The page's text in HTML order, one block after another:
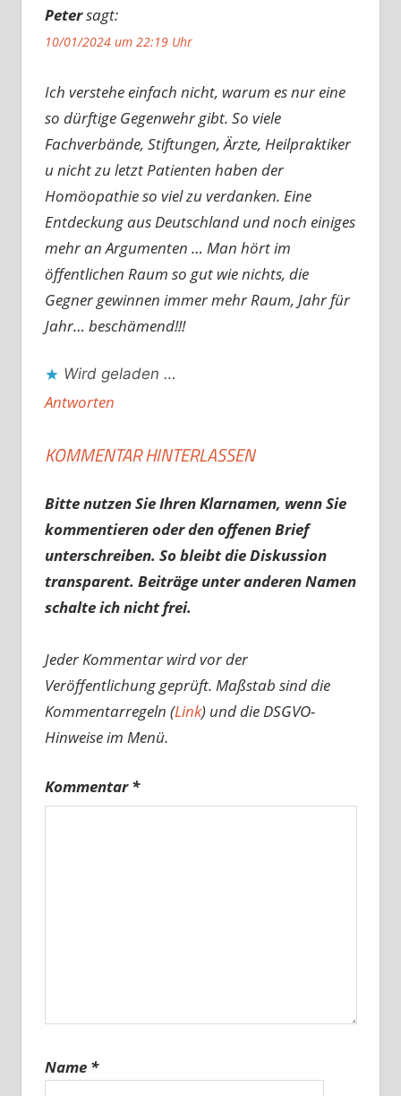
Petersagt:
10/01/2024 um 22:19 Uhr
Ich verstehe einfach nicht, warum es nur eine
so dürftige Gegenwehr gibt. So viele
Fachverbände, Stiftungen, Ärzte, Heilpraktiker
u nicht zu letzt Patienten haben der
Homöopathie so viel zu verdanken. Eine
Entdeckung aus Deutschland und noch einiges
mehr an Argumenten … Man hört im
öffentlichen Raum so gut wie nichts, die
Gegner gewinnen immer mehr Raum, Jahr für
Jahr… beschämend!!!
Wird geladen …
Antworten
KOMMENTAR HINTERLASSEN
Bitte nutzen Sie Ihren Klarnamen, wenn Sie
kommentieren oder den offenen Brief
unterschreiben. So bleibt die Diskussion
transparent. Beiträge unter anderen Namen
schalte ich nicht frei.
Jeder Kommentar wird vor der
Veröffentlichung geprüft. Maßstab sind die
Kommentarregeln (Link) und die DSGVO-
Hinweise im Menü.
Kommentar*
Name *